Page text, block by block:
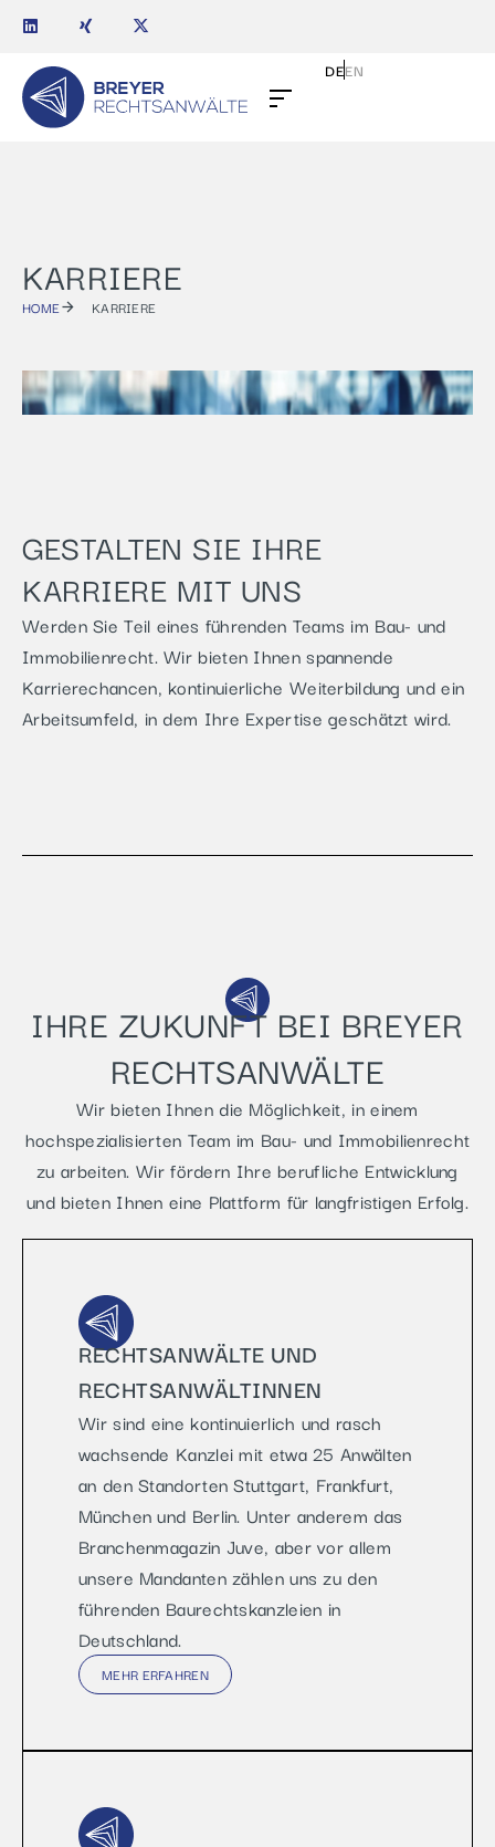
DEEN
KARRIERE
HOME KARRIERE
GESTALTEN SIE IHRE
KARRIERE MIT UNS
Werden Sie Teil eines führenden Teams im Bau- und
Immobilienrecht. Wir bieten Ihnen spannende
Karrierechancen, kontinuierliche Weiterbildung und ein
Arbeitsumfeld, in dem Ihre Expertise geschätzt wird.
IHRE ZUKUNFT BEI BREYER
RECHTSANWÄLTE
Wir bieten Ihnen die Möglichkeit, in einem
hochspezialisierten Team im Bau- und Immobilienrecht
zu arbeiten. Wir fördern Ihre berufliche Entwicklung
und bieten Ihnen eine Plattform für langfristigen Erfolg.
RECHTSANWÄLTE UND
RECHTSANWÄLTINNEN
Wir sind eine kontinuierlich und rasch
wachsende Kanzlei mit etwa 25 Anwälten
an den Standorten Stuttgart, Frankfurt,
München und Berlin. Unter anderem das
Branchenmagazin Juve, aber vor allem
unsere Mandanten zählen uns zu den
führenden Baurechtskanzleien in
Deutschland.
MEHR ERFAHREN